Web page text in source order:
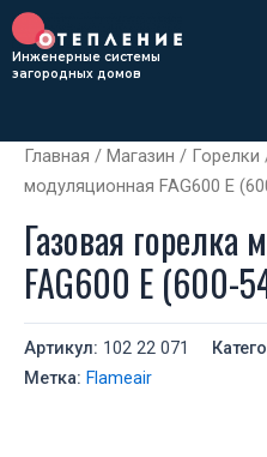
Перейти
содержимому
Инженерные системы
загородных домов
Главная / Магазин / Горелки
модуляционная FAG600 Е
Газовая горелка
FAG600 Е (600-
Артикул: 102 22 071
Метка: Flameair